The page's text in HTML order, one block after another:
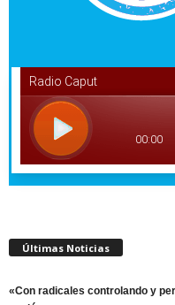
Últimas Noticias
«Con radicales controlando y